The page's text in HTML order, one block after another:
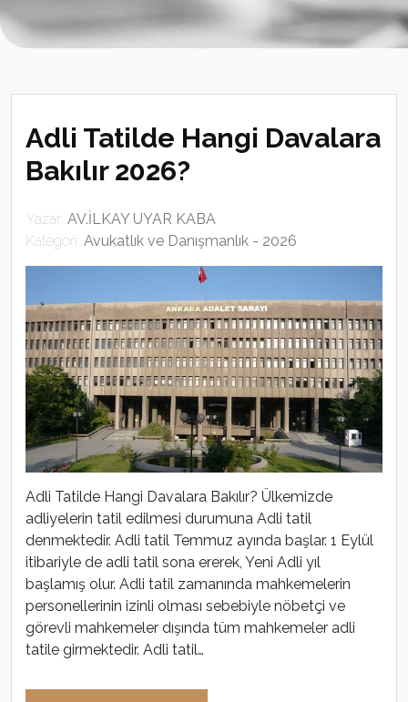
Adli Tatilde Hangi Davalara
Bakılır 2026?
Yazar: AV.İLKAY UYAR KABA
Kategori: Avukatlık ve Danışmanlık - 2026
Adli Tatilde Hangi Davalara Bakılır? Ülkemizde
adliyelerin tatil edilmesi durumuna Adli tatil
denmektedir. Adli tatil Temmuz ayında başlar. 1 Eylül
itibariyle de adli tatil sona ererek, Yeni Adli yıl
başlamış olur. Adli tatil zamanında mahkemelerin
personellerinin izinli olması sebebiyle nöbetçi ve
görevli mahkemeler dışında tüm mahkemeler adli
tatile girmektedir. Adli tatil…